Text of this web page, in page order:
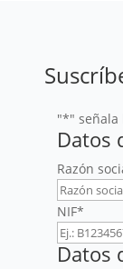
"*" señala
Datos
Razón
NIF*
Datos